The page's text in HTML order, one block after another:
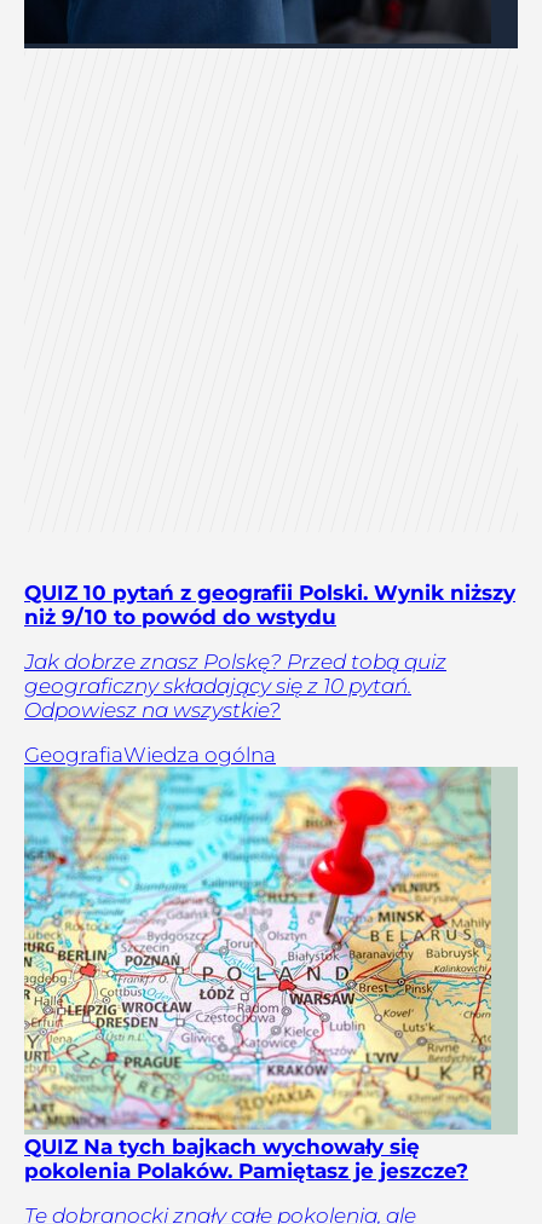
QUIZ 10 pytań z geografii Polski. Wynik niższy
niż 9/10 to powód do wstydu
Jak dobrze znasz Polskę? Przed tobą quiz
geograficzny składający się z 10 pytań.
Odpowiesz na wszystkie?
GeografiaWiedza ogólna
QUIZ Na tych bajkach wychowały się
pokolenia Polaków. Pamiętasz je jeszcze?
Te dobranocki znały całe pokolenia, ale